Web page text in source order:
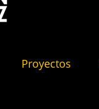
Proyectos